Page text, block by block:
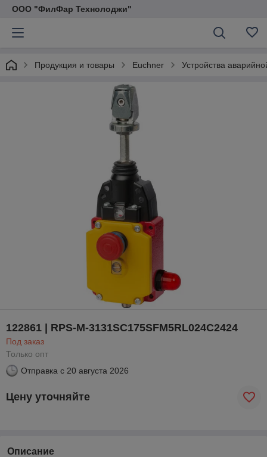
ООО "ФилФар Технолоджи"
Продукция и товары Euchner Устройства
122861 | RPS-M-3131SC175SFM5RL024C2424
Под заказ
Только опт
Отправка с 20 августа 2026
Цену уточняйте
Описание